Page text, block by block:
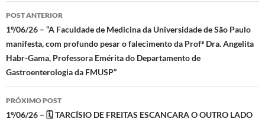
Navegação
de
posts
POST ANTERIOR
1º/06/26 – “A Faculdade de Medicina da Universidade de São Paulo
manifesta, com profundo pesar o falecimento da Profª Dra. Angelita
Habr-Gama, Professora Emérita do Departamento de
Gastroenterologia da FMUSP”
PRÓXIMO POST
1º/06/26 – 🗓 TARCÍSIO DE FREITAS ESCANCARA O OUTRO LADO